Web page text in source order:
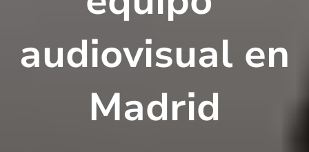
audiovisual en
Madrid